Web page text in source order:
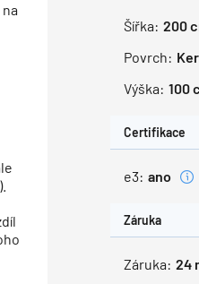
Šířka: 200
Povrch:
Výška: 100
Certifikace
e3: ano
Záruka
Záruka: 24